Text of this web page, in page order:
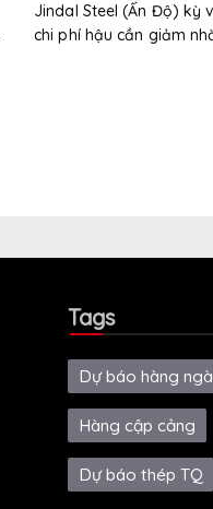
Jindal Steel (Ấn Độ) kỳ
chi phí hậu cần giảm
Tags
Dự báo hàng
Hàng cập cảng
Dự báo thép TQ